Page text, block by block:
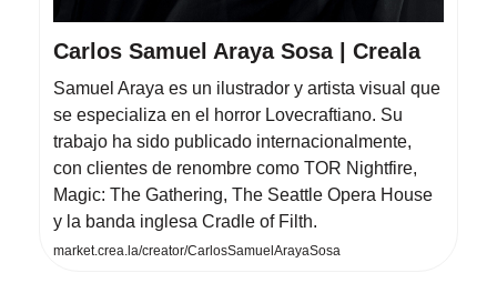
Carlos Samuel Araya Sosa | Creala
Samuel Araya es un ilustrador y artista visual que
se especializa en el horror Lovecraftiano. Su
trabajo ha sido publicado internacionalmente,
con clientes de renombre como TOR Nightfire,
Magic: The Gathering, The Seattle Opera House
y la banda inglesa Cradle of Filth.
market.crea.la/creator/CarlosSamuelArayaSosa